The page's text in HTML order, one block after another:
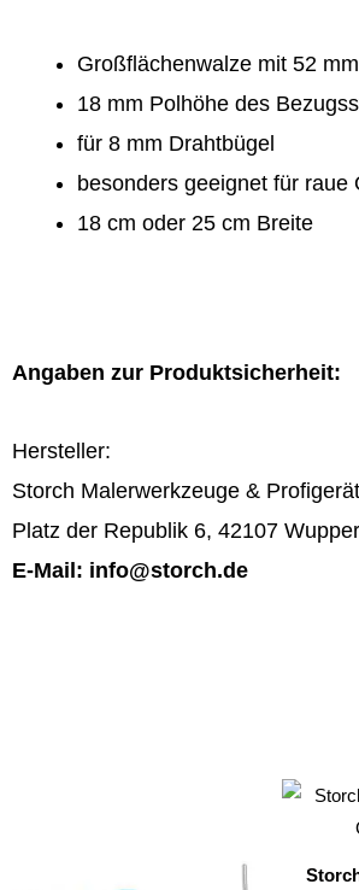
Großflächenwalze mit 52
18 mm Polhöhe des
für 8 mm Drahtbügel
besonders geeignet für raue
18 cm oder 25 cm Breite
Angaben zur Produktsicherheit:
Hersteller:
Storch Malerwerkzeuge &
Platz der Republik 6, 42107
E-Mail: info@storch.de